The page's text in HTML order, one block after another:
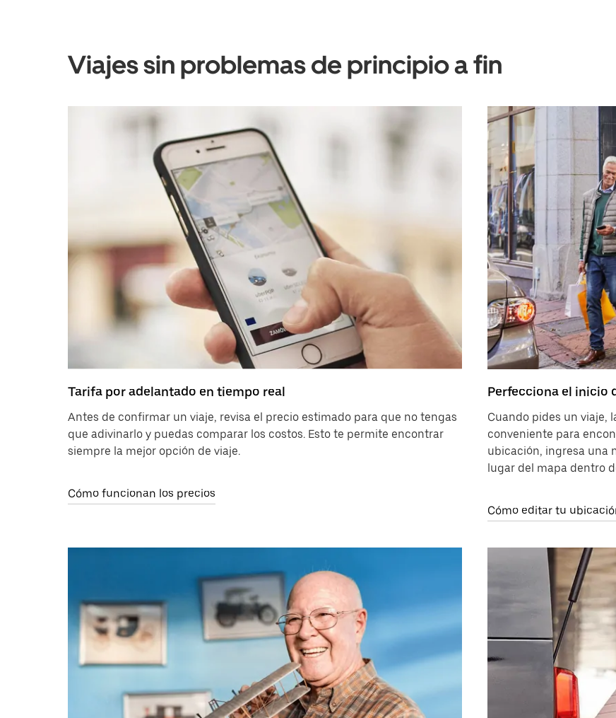
Viajes sin problemas de principio a fin
Tarifa por adelantado en tiempo real
Antes de confirmar un viaje, revisa el precio estimado para que no tengas
que adivinarlo y puedas comparar los costos. Esto te permite encontrar
siempre la mejor opción de viaje.
Cómo funcionan los precios
Perfecciona el inicio
Cuando pides un viaje,
conveniente para
ubicación, ingresa una
lugar del mapa dentro
Cómo editar tu